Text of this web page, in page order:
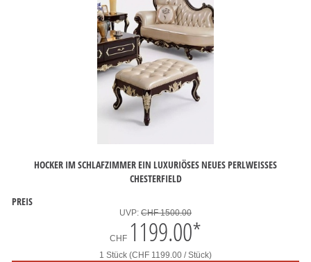
HOCKER IM SCHLAFZIMMER EIN LUXURIÖSES NEUES PERLWEISSES C
HESTERFIELD
PREIS
UVP: CHF 1500.00
CHF 1199.00*
1 Stück (CHF 1199.00 / Stück)